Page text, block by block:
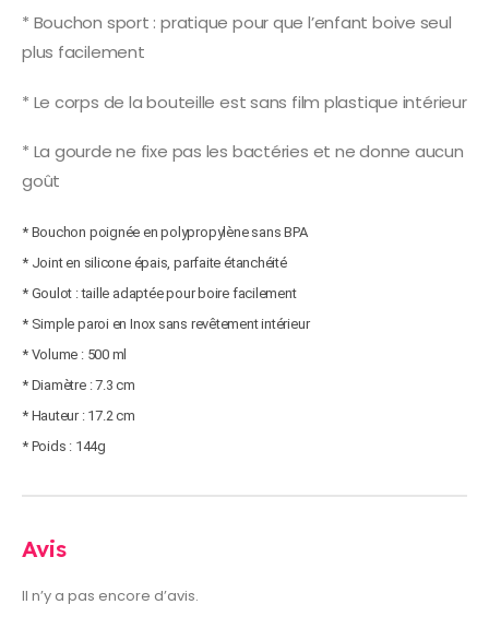
* Bouchon sport : pratique pour que l’enfant boive seul
plus facilement
* Le corps de la bouteille est sans film plastique intérieur
* La gourde ne fixe pas les bactéries et ne donne aucun
goût
* Bouchon poignée en polypropylène sans BPA
* Joint en silicone épais, parfaite étanchéité
* Goulot : taille adaptée pour boire facilement
* Simple paroi en Inox sans revêtement intérieur
* Volume : 500 ml
* Diamètre : 7.3 cm
* Hauteur : 17.2 cm
* Poids : 144g
Avis
Il n’y a pas encore d’avis.